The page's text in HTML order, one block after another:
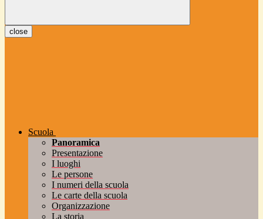
close
Scuola
Panoramica
Presentazione
I luoghi
Le persone
I numeri della scuola
Le carte della scuola
Organizzazione
La storia